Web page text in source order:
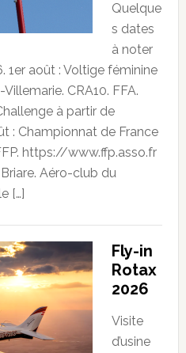
Quelque
s dates
à noter
1er août : Voltige féminine
CRA10. FFA.
à partir de
: Championnat de France
https://www.ffp.asso.fr
Aéro-club du
[…]
Fly-in
Rotax
2026
Visite
d’usine